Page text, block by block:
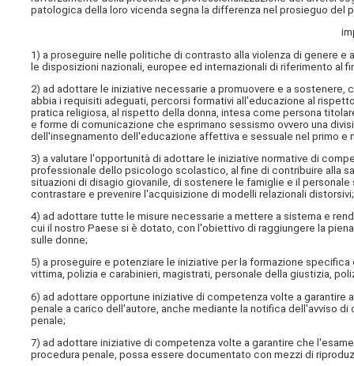
patologica della loro vicenda segna la differenza nel prosieguo del
1) a proseguire nelle politiche di contrasto alla violenza di genere
le disposizioni nazionali, europee ed internazionali di riferimento al
2) ad adottare le iniziative necessarie a promuovere e a
abbia i requisiti adeguati, percorsi formativi all'educazione al
pratica religiosa, al rispetto della donna, intesa come persona
e forme di comunicazione che esprimano sessismo ovvero una
dell'insegnamento dell'educazione affettiva e sessuale nel primo
3) a valutare l'opportunità di adottare le iniziative normative di
professionale dello psicologo scolastico, al fine di contribuire alla
situazioni di disagio giovanile, di sostenere le famiglie e il
contrastare e prevenire l'acquisizione di modelli relazionali distorsivi;
4) ad adottare tutte le misure necessarie a mettere a sistema e
cui il nostro Paese si è dotato, con l'obiettivo di raggiungere la
sulle donne;
5) a proseguire e potenziare le iniziative per la formazione
vittima, polizia e carabinieri, magistrati, personale della giustizia,
6) ad adottare opportune iniziative di competenza volte a
penale a carico dell'autore, anche mediante la notifica dell'avviso
penale;
7) ad adottare iniziative di competenza volte a garantire che
procedura penale, possa essere documentato con mezzi di